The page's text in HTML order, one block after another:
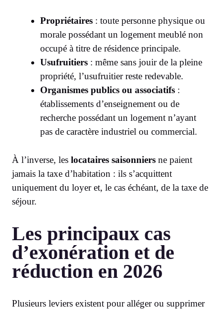
Propriétaires : toute personne physique ou
morale possédant un logement meublé non
occupé à titre de résidence principale.
Usufruitiers : même sans jouir de la pleine
propriété, l’usufruitier reste redevable.
Organismes publics ou associatifs :
établissements d’enseignement ou de
recherche possédant un logement n’ayant
pas de caractère industriel ou commercial.
À l’inverse, les locataires saisonniers ne paient
jamais la taxe d’habitation : ils s’acquittent
uniquement du loyer et, le cas échéant, de la taxe de
séjour.
Les principaux cas
d’exonération et de
réduction en 2026
Plusieurs leviers existent pour alléger ou supprimer